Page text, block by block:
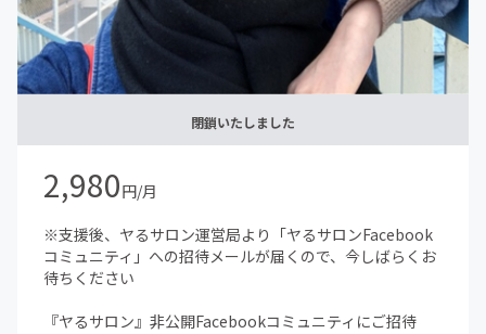
閉鎖いたしました
2,980円/月
※支援後、ヤるサロン運営局より「ヤるサロンFacebook
コミュニティ」への招待メールが届くので、今しばらくお
待ちください
『ヤるサロン』非公開Facebookコミュニティにご招待